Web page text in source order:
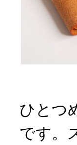
ひとつ
です。